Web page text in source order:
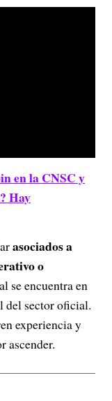
en la CNSC y
Hay
asociados a
o
se encuentra en
del sector oficial.
experiencia y
ascender.